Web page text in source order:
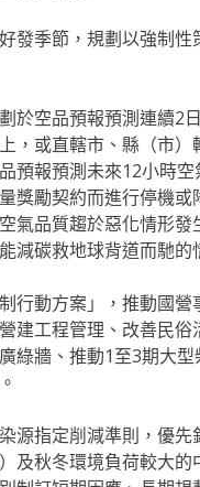
發季節，規劃以強制
於空品預報預測連續2
，或直轄市、縣（市
預報預測未來12小時
獎勵契約而進行停機
氣品質趨於惡化情形
減碳救地球背道而馳的
行動方案」，推動國
建工程管理、改善民
綠牆、推動1至3期大
源指定削減準則，優
及秋冬環境負荷較大